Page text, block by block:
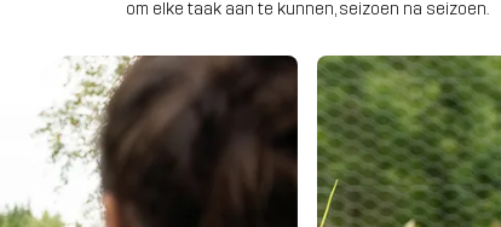
om elke taak aan te kunnen, seizoen na seizoen.